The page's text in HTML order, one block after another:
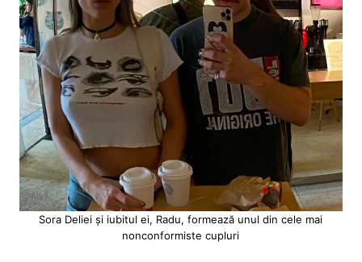
Sora Deliei și iubitul ei, Radu, formează unul din cele mai
nonconformiste cupluri